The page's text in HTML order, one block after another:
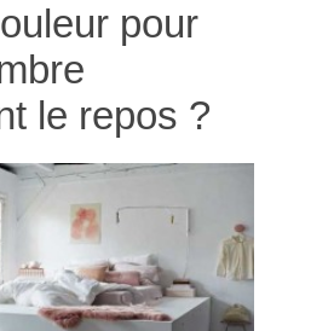
pour
le repos ?